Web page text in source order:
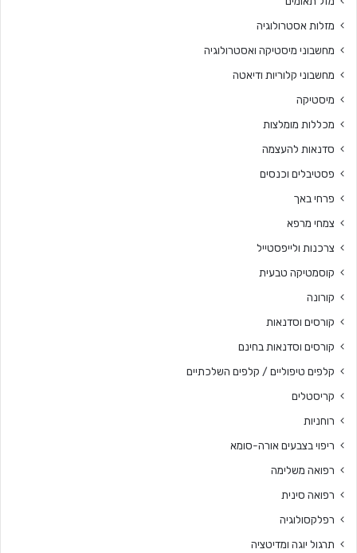
מזלות אסטרולוגיה
מחשבוני מיסטיקה ואסטרולוגיה
מחשבוני קלוריות ודיאטה
מיסטיקה
מכללות מומלצות
סדנאות להעצמה
פסטיבלים וכנסים
פרחי באך
צמחי מרפא
צרכנות ולייפסטייל
קוסמטיקה טבעית
קורונה
קורסים וסדנאות
קורסים וסדנאות בחינם
קלפים טיפוליים / קלפים השלכתיים
קריסטלים
רוחניות
ריפוי בצבעים אורה-סומא
רפואה משלימה
רפואה סינית
רפלקסולוגיה
תרגול יוגה ומדיטציה